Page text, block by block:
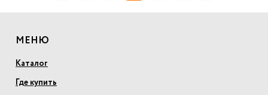
МЕНЮ
Каталог
Где купить